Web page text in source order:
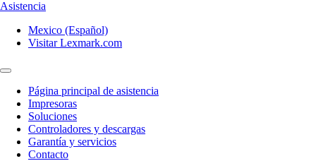
Asistencia
Mexico (Español)
Visitar Lexmark.com
Página principal de asistencia
Impresoras
Soluciones
Controladores y descargas
Garantía y servicios
Contacto